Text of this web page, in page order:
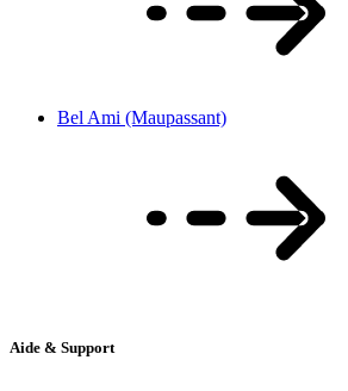
Bel Ami (Maupassant)
Aide & Support